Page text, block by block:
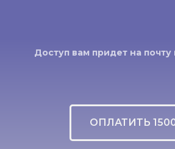
Доступ вам придет на почту
ОПЛАТИТЬ